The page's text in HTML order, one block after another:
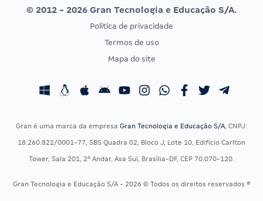
Vunesp
CONCURSOS POR PROFISSÃO
Concursos Fiscais
Concursos Saúde
Residência Multiprofissional
EXAME DE ORDEM
Calendário OAB
© 2012 - 2026 Gran Tecnologia e Educação S/A.
Política de privacidade
Termos de uso
Mapa do site
Gran é uma marca da empresa Gran Tecnologia e Educação S/A, CNPJ:
18.260.822/0001-77, SBS Quadra 02, Bloco J, Lote 10, Edifício Carlton
Tower, Sala 201, 2º Andar, Asa Sul, Brasília-DF, CEP 70.070-120.
Gran Tecnologia e Educação S/A - 2026 © Todos os direitos reservados ®